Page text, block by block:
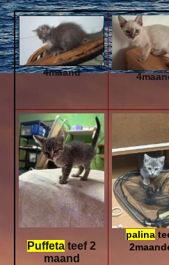
4maand
Puffeta teef 2
maand
palina